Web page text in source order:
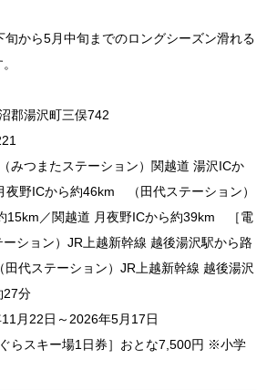
旬から5月中旬までのロングシーズン滑れる
郡湯沢町三俣742
みつまたステーション）関越道 湯沢ICか
夜野ICから約46km （田代ステーション）
15km／関越道 月夜野ICから約39km ［電
ション）JR上越新幹線 越後湯沢駅から路
代ステーション）JR上越新幹線 越後湯沢
27分
月22日～2026年5月17日
らスキー場1日券］おとな7,500円 ※小学